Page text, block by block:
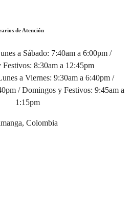
de Atención
a Sábado: 7:40am a 6:00pm /
8:30am a 12:45pm
a Viernes: 9:30am a 6:40pm /
/ Domingos y Festivos: 9:45am a
1:15pm
Colombia